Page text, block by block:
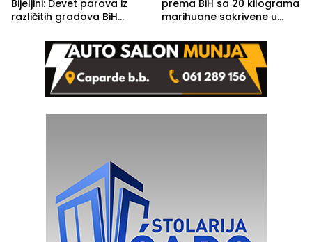
Bijeljini: Devet parova iz
različitih gradova BiH
prema BiH sa 20 kilograma
marihuane sakrivene u